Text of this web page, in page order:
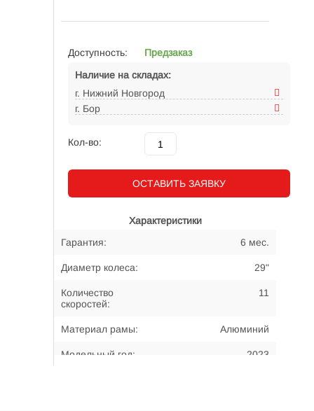
Доступность:
Предзаказ
Наличие на складах:
г. Нижний Новгород
г. Бор
Кол-во:
ОСТАВИТЬ ЗАЯВКУ
Характеристики
Гарантия:
6 мес.
Диаметр колеса: 29"
Количество
скоростей:
11
Материал рамы: Алюминий
Модельный год: 2023